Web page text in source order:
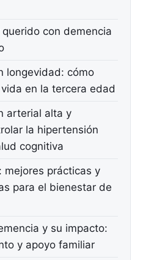
con demencia
longevidad: cómo
en la tercera edad
arterial alta y
la hipertensión
cognitiva
mejores prácticas y
para el bienestar de
y su impacto:
y apoyo familiar